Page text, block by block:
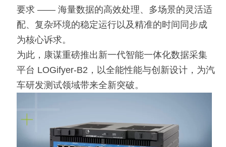
要求 —— 海量数据的高效处理、多场景的灵活适
配、复杂环境的稳定运行以及精准的时间同步成
为核心诉求。
为此，康谋重磅推出新一代智能一体化数据采集
平台 LOGifyer-B2，以全能性能与创新设计，为汽
车研发测试领域带来全新突破。